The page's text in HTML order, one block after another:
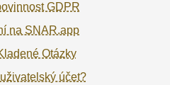
GDPR
na SNAR.app
Otázky
účet?